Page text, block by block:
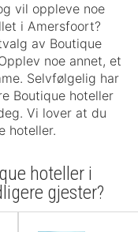
vil oppleve noe
i Amersfoort?
av Boutique
noe annet, et
Selvfølgelig har
Boutique hoteller
Vi lover at du
hoteller.
hoteller i
gjester?